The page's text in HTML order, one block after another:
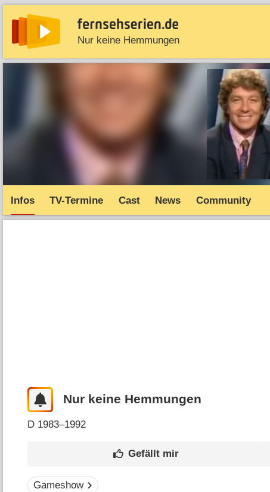
Nur keine Hemmungen
News Entdecken Streaming
Infos TV-Termine Cast News Community
Nur keine Hemmungen
D 1983–1992
Gameshow